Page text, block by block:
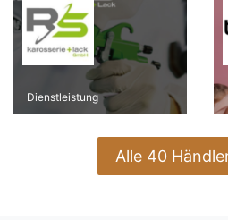
Dienstleistung
Alle 40